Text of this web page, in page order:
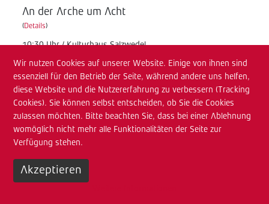
An der Arche um Acht
(Details)
10:30 Uhr / Kulturhaus Salzwedel
Junges TdA
Schulvorstellung
MI 02.12.
An der Arche um Acht
(Details
08:30 Uhr / Kulturhaus Salzwedel
Wir nutzen Cookies auf unserer Website. Einige von ihnen sind
essenziell für den Betrieb der Seite, während andere uns helfen,
diese Website und die Nutzererfahrung zu verbessern (Tracking
Cookies). Sie können selbst entscheiden, ob Sie die Cookies
zulassen möchten. Bitte beachten Sie, dass bei einer Ablehnung
womöglich nicht mehr alle Funktionalitäten der Seite zur
Verfügung stehen.
Akzeptieren